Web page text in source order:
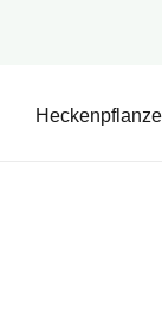
Heckenpflanze